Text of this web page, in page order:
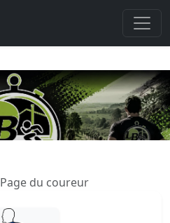
Page du coureur